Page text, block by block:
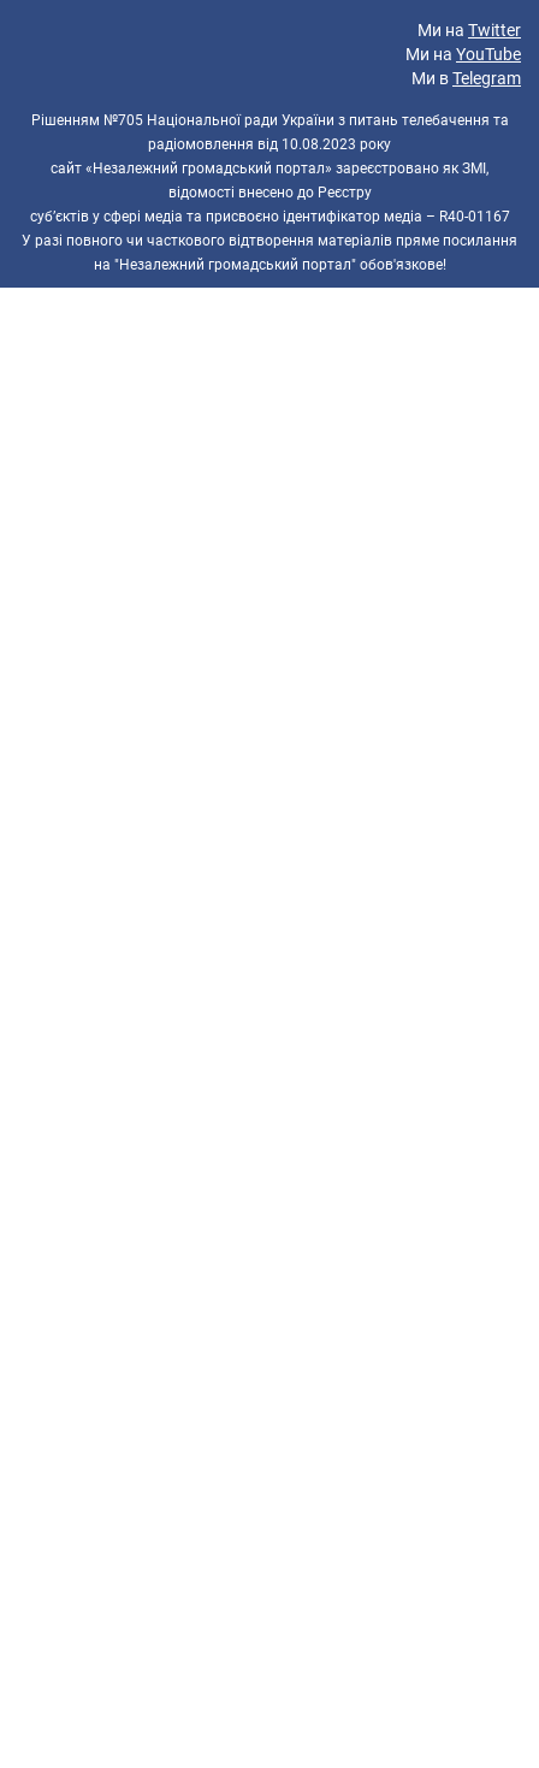
Ми на Twitter
Ми на YouTube
Ми вTelegram
Рішенням №705 Національної ради України з питань телебачення та
радіомовлення від 10.08.2023 року
сайт «Незалежний громадський портал» зареєстровано як ЗМІ,
відомості внесено до Реєстру
суб’єктів у сфері медіа та присвоєно ідентифікатор медіа – R40-01167
У разі повного чи часткового відтворення матеріалів пряме посилання
на "Незалежний громадський портал" обов'язкове!